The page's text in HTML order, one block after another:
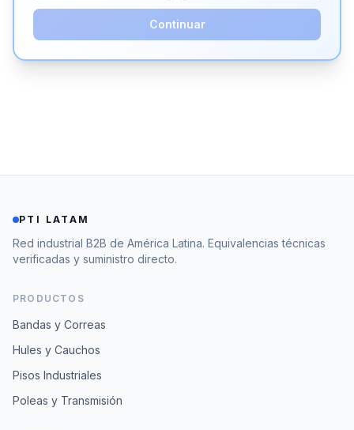
Continuar
PTI LATAM
Red industrial B2B de América Latina. Equivalencias técnicas
verificadas y suministro directo.
PRODUCTOS
Bandas y Correas
Hules y Cauchos
Pisos Industriales
Poleas y Transmisión